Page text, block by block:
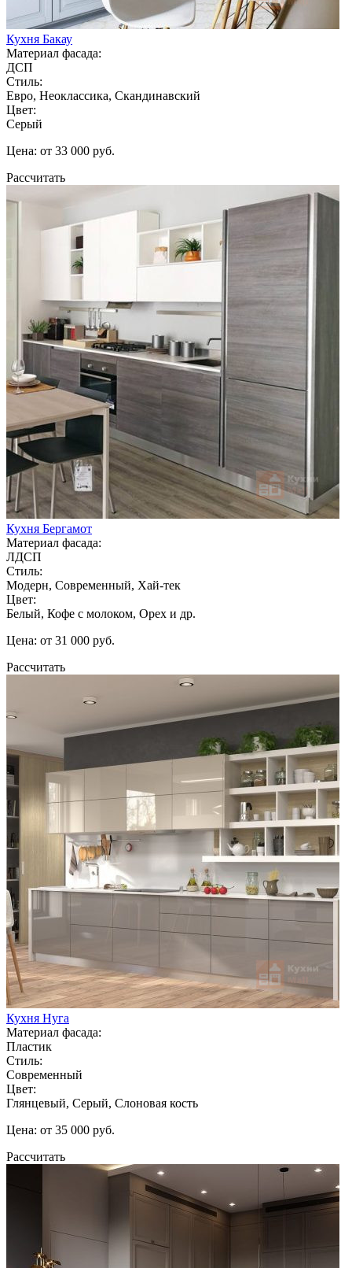
Кухня Бакау
Материал фасада:
ДСП
Стиль:
Евро, Неоклассика, Скандинавский
Цвет:
Серый
Цена: от 33 000 руб.
Рассчитать
Кухня Бергамот
Материал фасада:
ЛДСП
Стиль:
Модерн, Современный, Хай-тек
Цвет:
Белый, Кофе с молоком, Орех и др.
Цена: от 31 000 руб.
Рассчитать
Кухня Нуга
Материал фасада:
Пластик
Стиль:
Современный
Цвет:
Глянцевый, Серый, Слоновая кость
Цена: от 35 000 руб.
Рассчитать